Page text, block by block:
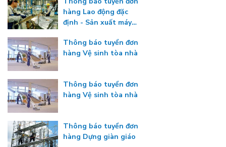
hàng Lao động đặc
định - Sản xuất máy
Thông báo tuyển đơn
hàng Vệ sinh tòa nhà
Thông báo tuyển đơn
hàng Vệ sinh tòa nhà
Thông báo tuyển đơn
hàng Dựng giàn giáo